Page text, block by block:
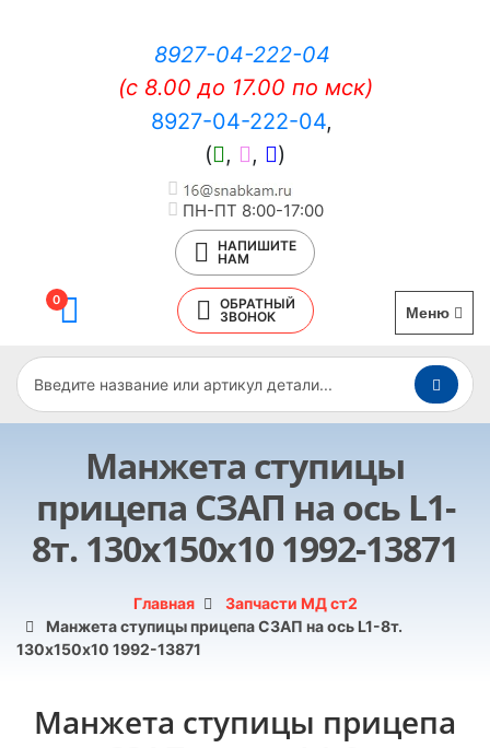
8927-04-222-04
(c 8.00 до 17.00 по мск)
8927-04-222-04,
(
, , )
ПН-ПТ 8:00-17:00
НАПИШИТЕ
НАМ
0
ОБРАТНЫЙ
ЗВОНОК
Меню
Манжета ступицы
прицепа СЗАП на ось L1-
8т. 130х150х10 1992-13871
Главная
Запчасти МД ст2
Манжета ступицы прицепа СЗАП на ось L1-8т.
130х150х10 1992-13871
Манжета ступицы прицепа